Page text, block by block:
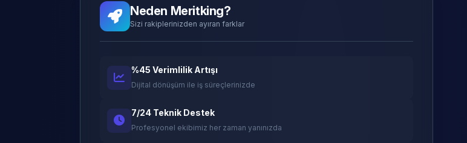
Neden Meritking?
Sizi rakiplerinizden ayıran farklar
%45 Verimlilik Artışı
Dijital dönüşüm ile iş süreçlerinizde
7/24 Teknik Destek
Profesyonel ekibimiz her zaman yanınızda